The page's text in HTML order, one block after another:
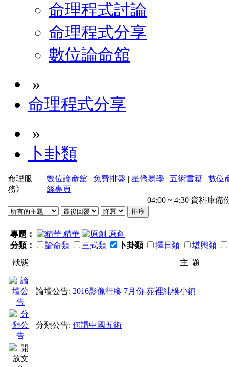
命理程式討論
命理程式分享
數位論命舘
»
命理程式分享
»
卜卦類
命理服
務》
數位論命舘 | 免費排盤 | 星僑易學 | 五術書籍 | 數位
絲專頁 |
04:00 ~ 4:30 資料庫
專題： 精華
原創
分類：
論命類 三式類 卜卦類 擇日類
堪輿類
狀態
主 題
論壇公告: 2016影像行腳 7月份-苑裡純樸小鎮
分類公告: 何謂中國五術